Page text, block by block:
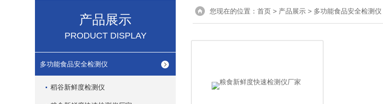
产品展示
PRODUCT DISPLAY
多功能食品安全检测仪
稻谷新鲜度检测仪
您现在的位置： 首页 > 产品展示 > 多功能食品安全检测仪